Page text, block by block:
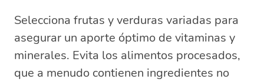
Selecciona frutas y verduras variadas para
asegurar un aporte óptimo de vitaminas y
minerales. Evita los alimentos procesados,
que a menudo contienen ingredientes no